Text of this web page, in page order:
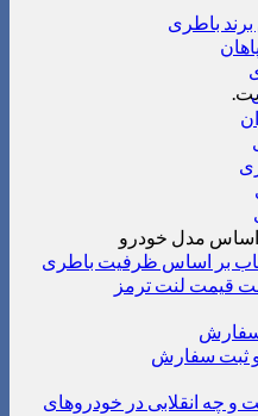
باطری
اساس مدل خودرو
بر اساس ظرفیت باطری
قیمت لنت ترمز
سفارش
و ثبت سفارش
و چه انقلابی در خودروهای